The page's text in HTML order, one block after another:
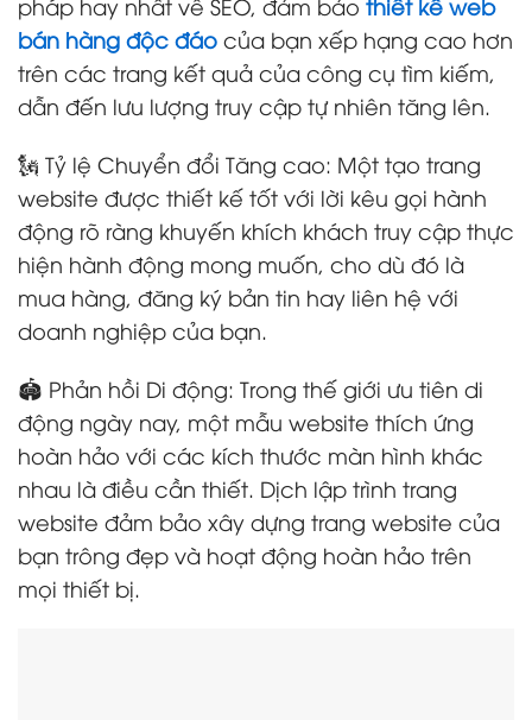
bán hàng độc đáo của bạn xếp hạng cao hơn
trên các trang kết quả của công cụ tìm kiếm,
dẫn đến lưu lượng truy cập tự nhiên tăng lên.
🗽 Tỷ lệ Chuyển đổi Tăng cao: Một tạo trang
website được thiết kế tốt với lời kêu gọi hành
động rõ ràng khuyến khích khách truy cập thực
hiện hành động mong muốn, cho dù đó là
mua hàng, đăng ký bản tin hay liên hệ với
doanh nghiệp của bạn.
🏟️ Phản hồi Di động: Trong thế giới ưu tiên di
động ngày nay, một mẫu website thích ứng
hoàn hảo với các kích thước màn hình khác
nhau là điều cần thiết. Dịch lập trình trang
website đảm bảo xây dựng trang website của
bạn trông đẹp và hoạt động hoàn hảo trên
mọi thiết bị.